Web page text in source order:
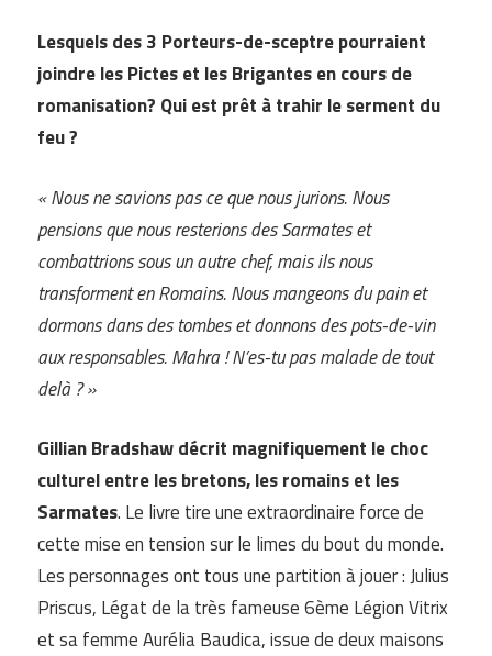
Lesquels des 3 Porteurs-de-sceptre pourraient
joindre les Pictes et les Brigantes en cours de
romanisation? Qui est prêt à trahir le serment du
feu ?
« Nous ne savions pas ce que nous jurions. Nous
pensions que nous resterions des Sarmates et
combattrions sous un autre chef, mais ils nous
transforment en Romains. Nous mangeons du pain et
dormons dans des tombes et donnons des pots-de-vin
aux responsables. Mahra ! N’es-tu pas malade de tout
delà ? »
Gillian Bradshaw décrit magnifiquement le choc
culturel entre les bretons, les romains et les
Sarmates. Le livre tire une extraordinaire force de
cette mise en tension sur le limes du bout du monde.
Les personnages ont tous une partition à jouer : Julius
Priscus, Légat de la très fameuse 6ème Légion Vitrix
et sa femme Aurélia Baudica, issue de deux maisons